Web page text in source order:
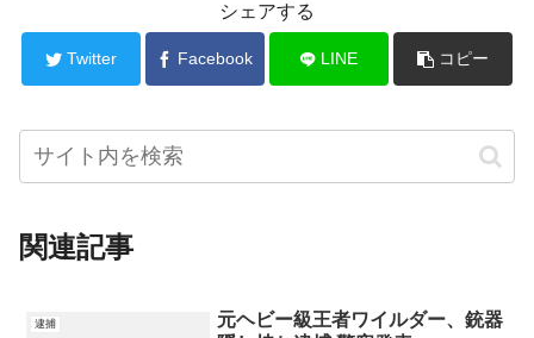
シェアする
Twitter Facebook LINE コピー
関連記事
逮捕
元ヘビー級王者ワイルダー、銃器